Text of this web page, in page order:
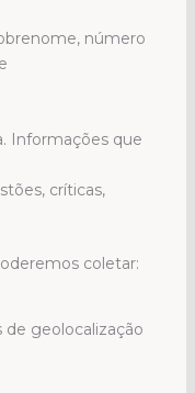
número
Informações que
críticas,
coletar:
de geolocalização